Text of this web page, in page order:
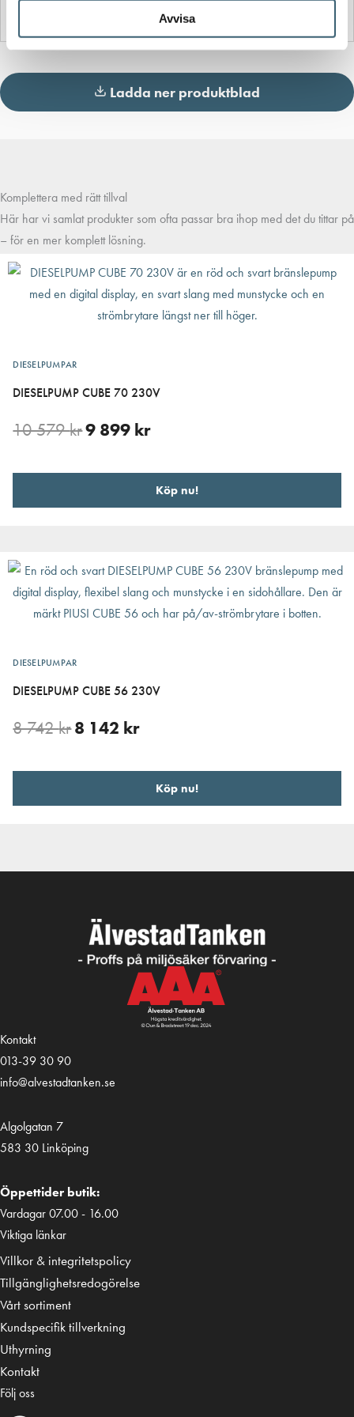
Avvisa
Produktblad
Ladda ner produktblad
Komplettera med rätt tillval
Här har vi samlat produkter som ofta passar bra ihop med det du tittar på
– för en mer komplett lösning.
DIESELPUMPAR
DIESELPUMP CUBE 70 230V
10 579kr9 899 kr
Köp nu!
DIESELPUMPAR
DIESELPUMP CUBE 56 230V
8 742kr8 142 kr
Köp nu!
Kontakt
013-39 30 90
info@alvestadtanken.se
Algolgatan 7
583 30 Linköping
Öppettider butik:
Vardagar 07.00 - 16.00
Viktiga länkar
Villkor & integritetspolicy
Tillgänglighetsredogörelse
Vårt sortiment
Kundspecifik tillverkning
Uthyrning
Kontakt
Följ oss